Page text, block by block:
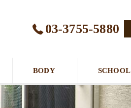
03-3755-5880
BODY SCHOOL